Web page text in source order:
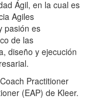
Ágil, en la cual es
Agiles
pasión es
de las
diseño y ejecución
Practitioner
(EAP) de Kleer.